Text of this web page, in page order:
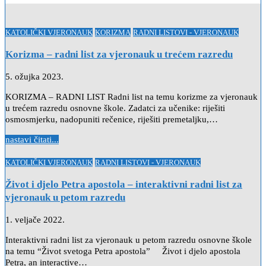
Posted
KATOLIČKI VJERONAUK KORIZMA RADNI LISTOVI - VJERONAUK
Korizma – radni list za vjeronauk u trećem razredu
5. ožujka 2023.
KORIZMA – RADNI LIST Radni list na temu korizme za vjeronauk
u trećem razredu osnovne škole. Zadatci za učenike: riješiti
osmosmjerku, nadopuniti rečenice, riješiti premetaljku,…
nastavi čitati...
Posted
KATOLIČKI VJERONAUK RADNI LISTOVI - VJERONAUK
Život i djelo Petra apostola – interaktivni radni list za
vjeronauk u petom razredu
1. veljače 2022.
Interaktivni radni list za vjeronauk u petom razredu osnovne škole
na temu “Život svetoga Petra apostola” Život i djelo apostola
Petra, an interactive…